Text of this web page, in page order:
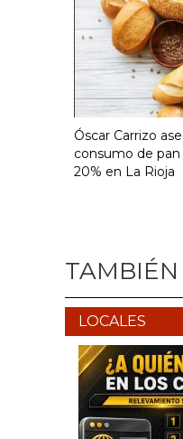
Óscar Carrizo
consumo de
20% en La Rioja
TAMBIÉN
LOCALES